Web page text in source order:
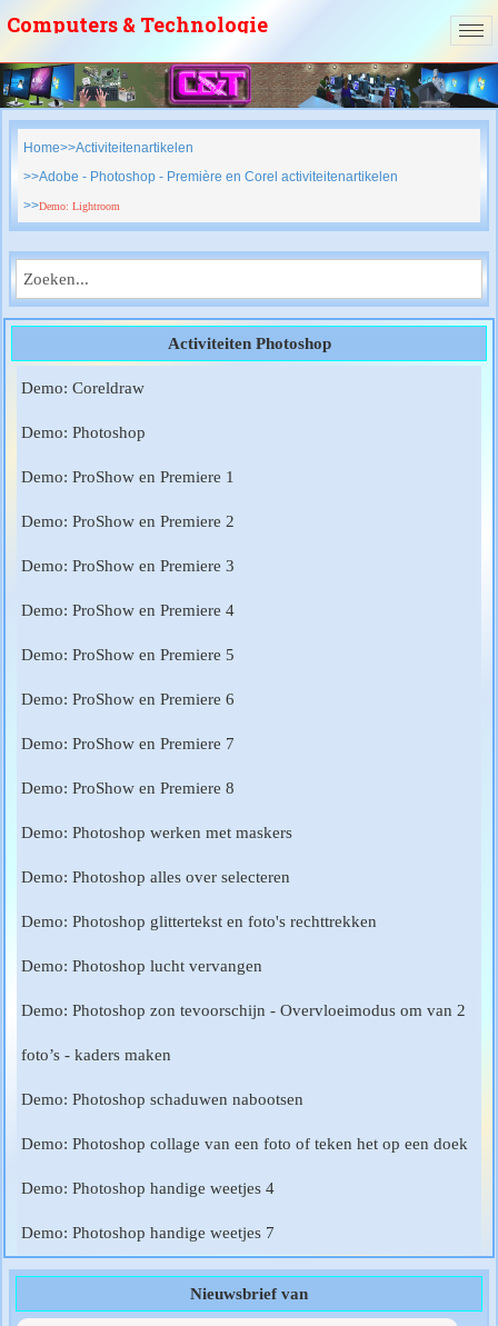
Computers & Technologie
vzw
Home
Activiteitenartikelen
Adobe - Photoshop - Première en Corel activiteitenartikelen
Demo: Lightroom
Activiteiten Photoshop
Demo: Coreldraw
Demo: Photoshop
Demo: ProShow en Premiere 1
Demo: ProShow en Premiere 2
Demo: ProShow en Premiere 3
Demo: ProShow en Premiere 4
Demo: ProShow en Premiere 5
Demo: ProShow en Premiere 6
Demo: ProShow en Premiere 7
Demo: ProShow en Premiere 8
Demo: Photoshop werken met maskers
Demo: Photoshop alles over selecteren
Demo: Photoshop glittertekst en foto's rechttrekken
Demo: Photoshop lucht vervangen
Demo: Photoshop zon tevoorschijn - Overvloeimodus om van 2
foto’s - kaders maken
Demo: Photoshop schaduwen nabootsen
Demo: Photoshop collage van een foto of teken het op een doek
Demo: Photoshop handige weetjes 4
Demo: Photoshop handige weetjes 7
Nieuwsbrief van